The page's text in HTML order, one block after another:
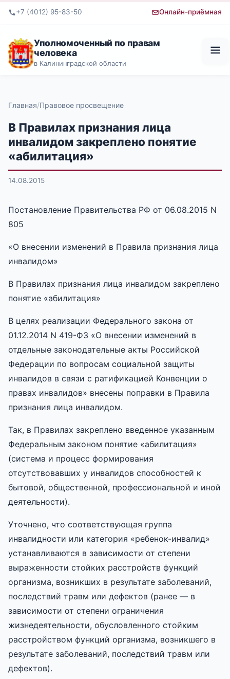
+7 (4012) 95-83-50 Онлайн-приёмная
Уполномоченный по правам
человека
в Калининградской области
Главная Правовое просвещение
В Правилах признания лица
инвалидом закреплено понятие
«абилитация»
14.08.2015
Постановление Правительства РФ от 06.08.2015 N
805
«О внесении изменений в Правила признания лица
инвалидом»
В Правилах признания лица инвалидом закреплено
понятие «абилитация»
В целях реализации Федерального закона от
01.12.2014 N 419-ФЗ «О внесении изменений в
отдельные законодательные акты Российской
Федерации по вопросам социальной защиты
инвалидов в связи с ратификацией Конвенции о
правах инвалидов» внесены поправки в Правила
признания лица инвалидом.
Так, в Правилах закреплено введенное указанным
Федеральным законом понятие «абилитация»
(система и процесс формирования
отсутствовавших у инвалидов способностей к
бытовой, общественной, профессиональной и иной
деятельности).
Уточнено, что соответствующая группа
инвалидности или категория «ребенок-инвалид»
устанавливаются в зависимости от степени
выраженности стойких расстройств функций
организма, возникших в результате заболеваний,
последствий травм или дефектов (ранее — в
зависимости от степени ограничения
жизнедеятельности, обусловленного стойким
расстройством функций организма, возникшего в
результате заболеваний, последствий травм или
дефектов).